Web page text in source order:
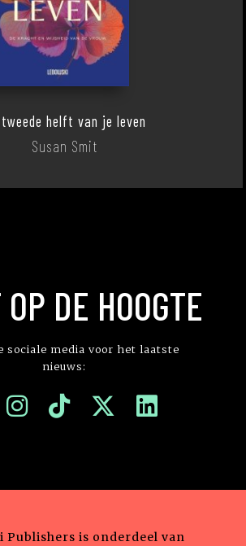
tweede helft van je leven
Susan Smit
DE HOOGTE
sociale media voor het laatste
nieuws:
Publishers is onderdeel van